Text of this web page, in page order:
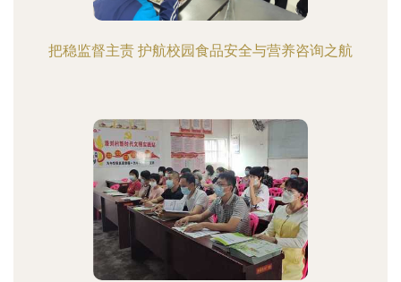
把稳监督主责 护航校园食品安全与营养咨询之航